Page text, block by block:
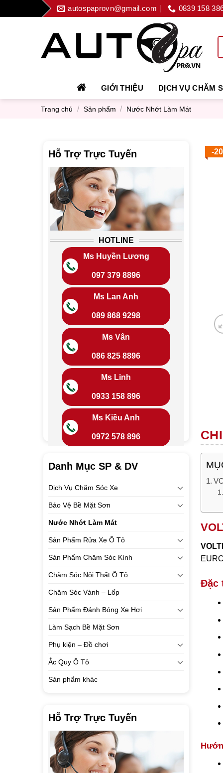
to
autospaprovn@gmail.com 0839 158
GIỚI THIỆU DỊCH VỤ CHĂM
Trang chủ / Sản phẩm / Nước Nhớt Làm Mát
Hỗ Trợ Trực Tuyến
HOTLINE
Ms Huyền Lương
097 379 8896
Ms Lan Anh
089 868 9298
Ms Vân
086 825 8896
Ms Linh
0933 158 896
Ms Kiều Anh
0972 578 896
Danh Mục SP & DV
Dịch Vụ Chăm Sóc Xe
Bảo Vệ Bề Mặt Sơn
Nước Nhớt Làm Mát
Sản Phẩm Rửa Xe Ô Tô
Sản Phẩm Chăm Sóc Kính
Chăm Sóc Nội Thất Ô Tô
Chăm Sóc Vành – Lốp
Sản Phẩm Đánh Bóng Xe Hơi
Làm Sạch Bề Mặt Sơn
Phụ kiện – Đồ chơi
Ắc Quy Ô Tô
Sản phẩm khác
Hỗ Trợ Trực Tuyến
-
Đặc